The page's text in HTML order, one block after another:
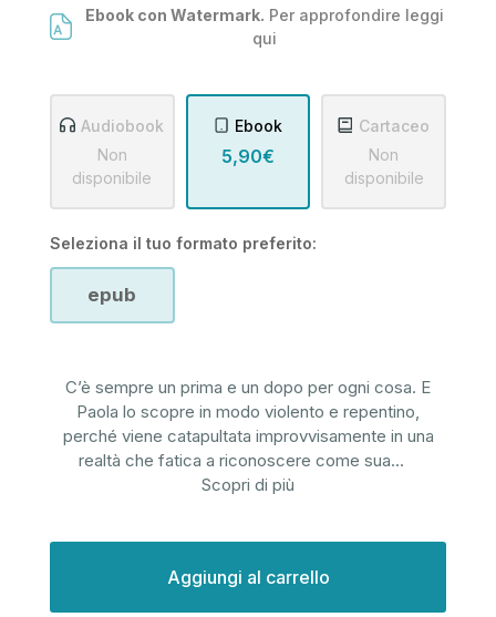
Ebook con Watermark. Per approfondire leggi
qui
Audiobook
Non
disponibile
Ebook
5,90€
Cartaceo
Non
disponibile
Seleziona il tuo formato preferito:
epub
C’è sempre un prima e un dopo per ogni cosa. E
Paola lo scopre in modo violento e repentino,
perché viene catapultata improvvisamente in una
realtà che fatica a riconoscere come sua...
Scopri di più